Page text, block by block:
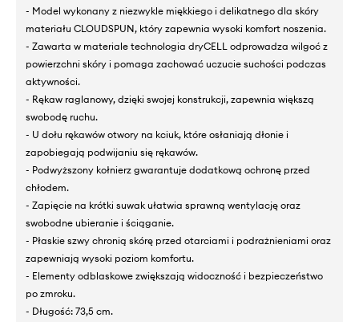
- Model wykonany z niezwykle miękkiego i delikatnego dla skóry
materiału CLOUDSPUN, który zapewnia wysoki komfort noszenia.
- Zawarta w materiale technologia dryCELL odprowadza wilgoć z
powierzchni skóry i pomaga zachować uczucie suchości podczas
aktywności.
- Rękaw raglanowy, dzięki swojej konstrukcji, zapewnia większą
swobodę ruchu.
- U dołu rękawów otwory na kciuk, które osłaniają dłonie i
zapobiegają podwijaniu się rękawów.
- Podwyższony kołnierz gwarantuje dodatkową ochronę przed
chłodem.
- Zapięcie na krótki suwak ułatwia sprawną wentylację oraz
swobodne ubieranie i ściąganie.
- Płaskie szwy chronią skórę przed otarciami i podrażnieniami oraz
zapewniają wysoki poziom komfortu.
- Elementy odblaskowe zwiększają widoczność i bezpieczeństwo
po zmroku.
- Długość: 73,5 cm.